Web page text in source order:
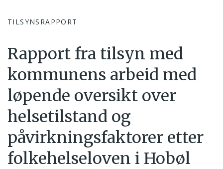
TILSYNSRAPPORT
Rapport fra tilsyn med
kommunens arbeid med
løpende oversikt over
helsetilstand og
påvirkningsfaktorer etter
folkehelseloven i Hobøl